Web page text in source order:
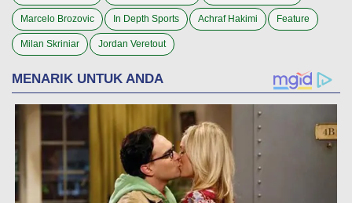
Marcelo Brozovic In Depth Sports Achraf Hakimi Feature
Milan Skriniar Jordan Veretout